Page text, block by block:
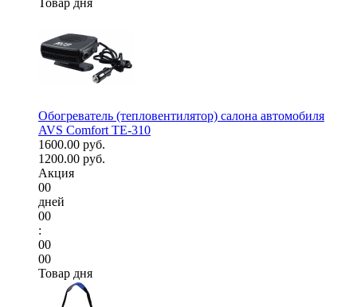
Товар дня
Обогреватель (тепловентилятор) салона автомобиля
AVS Comfort TE-310
1600.00 руб.
1200.00 руб.
Акция
00
дней
00
:
00
00
Товар дня